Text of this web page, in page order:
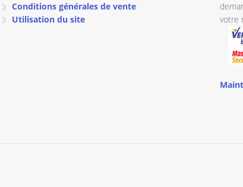
Conditions générales de vente
Utilisation du site
votre